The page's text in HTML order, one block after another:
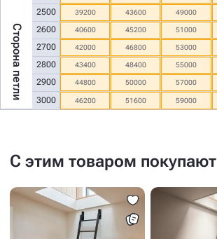
Сторона петли
2500
2600
2700
2800
2900
3000
39200 43600 49000
40600 45200 51000
42000 46800 53000
43400 48400 55000
44800 50000 57000
46200 51600 59000
С этим товаром покупают